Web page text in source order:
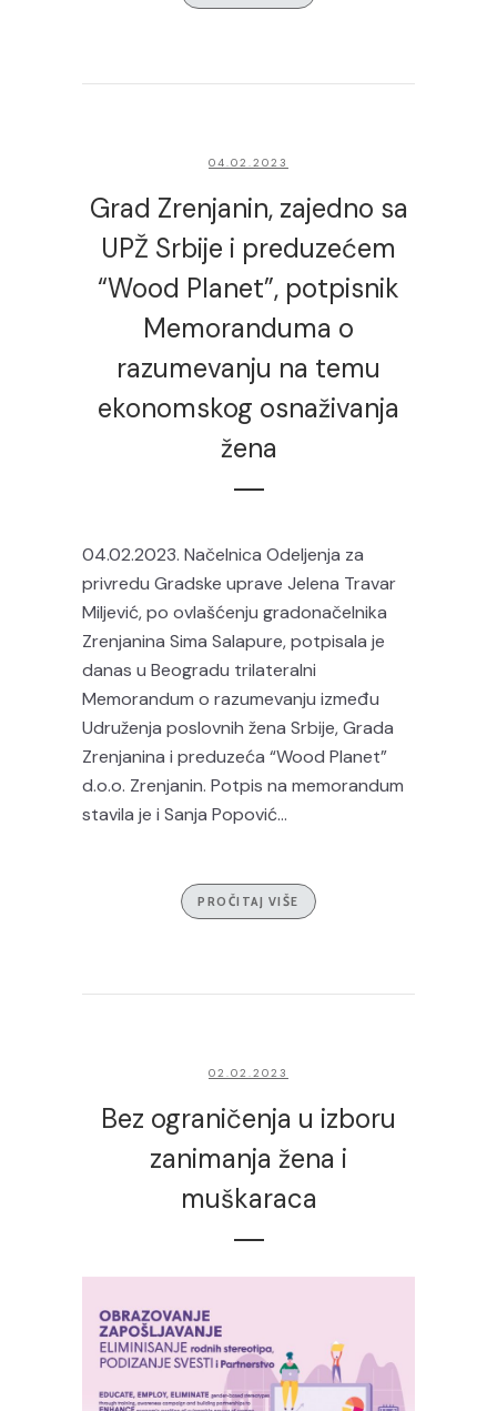
04.02.2023
Grad Zrenjanin, zajedno sa
UPŽ Srbije i preduzećem
“Wood Planet”, potpisnik
Memoranduma o
razumevanju na temu
ekonomskog osnaživanja
žena
04.02.2023. Načelnica Odeljenja za
privredu Gradske uprave Jelena Travar
Miljević, po ovlašćenju gradonačelnika
Zrenjanina Sima Salapure, potpisala je
danas u Beogradu trilateralni
Memorandum o razumevanju između
Udruženja poslovnih žena Srbije, Grada
Zrenjanina i preduzeća “Wood Planet”
d.o.o. Zrenjanin. Potpis na memorandum
stavila je i Sanja Popović...
PROČITAJ VIŠE
02.02.2023
Bez ograničenja u izboru
zanimanja žena i
muškaraca